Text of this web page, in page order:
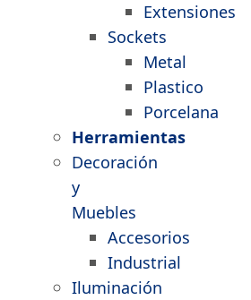
Extensiones
Sockets
Metal
Plastico
Porcelana
Herramientas
Decoración
y
Muebles
Accesorios
Industrial
Iluminación